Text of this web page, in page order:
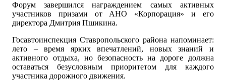
Форум завершился награждением самых активных
участников призами от АНО «Корпорация» и его
директора Дмитрия Пшикина.
Госавтоинспекция Ставропольского района напоминает:
лето – время ярких впечатлений, новых знаний и
активного отдыха, но безопасность на дороге должна
оставаться безусловным приоритетом для каждого
участника дорожного движения.